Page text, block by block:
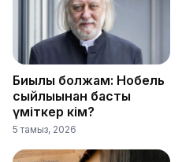
Биылғы болжам: Нобель
сыйлығынан басты
үміткер кім?
5 тамыз, 2026